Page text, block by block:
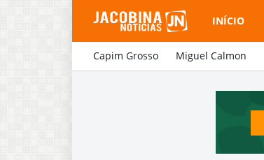
INÍCIO
Capim Grosso Miguel Calmon